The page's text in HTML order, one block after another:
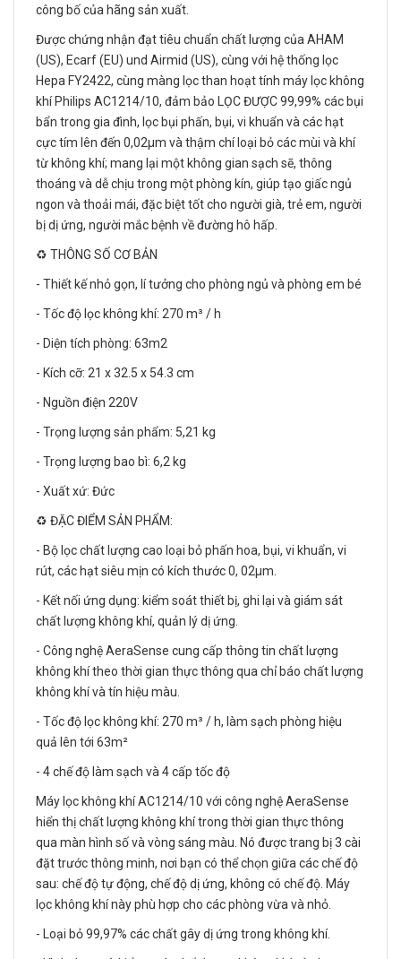
công bố của hãng sản xuất.
Được chứng nhận đạt tiêu chuẩn chất lượng của AHAM
(US), Ecarf (EU) und Airmid (US), cùng với hệ thống lọc
Hepa FY2422, cùng màng lọc than hoạt tính máy lọc không
khí Philips AC1214/10, đảm bảo LỌC ĐƯỢC 99,99% các bụi
bẩn trong gia đình, lọc bụi phấn, bụi, vi khuẩn và các hạt
cực tím lên đến 0,02μm và thậm chí loại bỏ các mùi và khí
từ không khí; mang lại một không gian sạch sẽ, thông
thoáng và dễ chịu trong một phòng kín, giúp tạo giấc ngủ
ngon và thoải mái, đặc biệt tốt cho người già, trẻ em, người
bị dị ứng, người mắc bệnh về đường hô hấp.
♻️ THÔNG SỐ CƠ BẢN
- Thiết kế nhỏ gọn, lí tưởng cho phòng ngủ và phòng em bé
- Tốc độ lọc không khí: 270 m³ / h
- Diện tích phòng: 63m2
- Kích cỡ: 21 x 32.5 x 54.3 cm
- Nguồn điện 220V
- Trọng lượng sản phẩm: 5,21 kg
- Trọng lượng bao bì: 6,2 kg
- Xuất xứ: Đức
♻️ ĐẶC ĐIỂM SẢN PHẨM:
- Bộ lọc chất lượng cao loại bỏ phấn hoa, bụi, vi khuẩn, vi
rút, các hạt siêu mịn có kích thước 0, 02μm.
- Kết nối ứng dụng: kiểm soát thiết bị, ghi lại và giám sát
chất lượng không khí, quản lý dị ứng.
- Công nghệ AeraSense cung cấp thông tin chất lượng
không khí theo thời gian thực thông qua chỉ báo chất lượng
không khí và tín hiệu màu.
- Tốc độ lọc không khí: 270 m³ / h, làm sạch phòng hiệu
quả lên tới 63m²
- 4 chế độ làm sạch và 4 cấp tốc độ
Máy lọc không khí AC1214/10 với công nghệ AeraSense
hiển thị chất lượng không khí trong thời gian thực thông
qua màn hình số và vòng sáng màu. Nó được trang bị 3 cài
đặt trước thông minh, nơi bạn có thể chọn giữa các chế độ
sau: chế độ tự động, chế độ dị ứng, không có chế độ. Máy
lọc không khí này phù hợp cho các phòng vừa và nhỏ.
- Loại bỏ 99,97% các chất gây dị ứng trong không khí.